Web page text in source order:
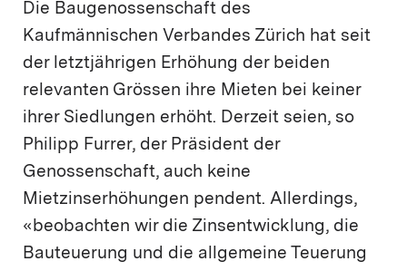
Die Baugenossenschaft des
Kaufmännischen Verbandes Zürich hat seit
der letztjährigen Erhöhung der beiden
relevanten Grössen ihre Mieten bei keiner
ihrer Siedlungen erhöht. Derzeit seien, so
Philipp Furrer, der Präsident der
Genossenschaft, auch keine
Mietzinserhöhungen pendent. Allerdings,
«beobachten wir die Zinsentwicklung, die
Bauteuerung und die allgemeine Teuerung